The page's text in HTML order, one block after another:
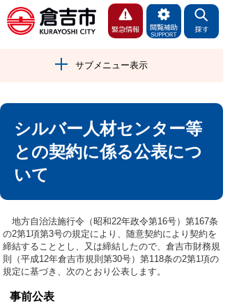
サブメニュー表示
シルバー人材センター等
との契約に係る公表につ
いて
地方自治法施行令（昭和22年政令第16号）第167条
の2第1項第3号の規定により、随意契約により契約を
締結することとし、又は締結したので、倉吉市財務規
則（平成12年倉吉市規則第30号）第118条の2第1項の
規定に基づき、次のとおり公表します。
事前公表